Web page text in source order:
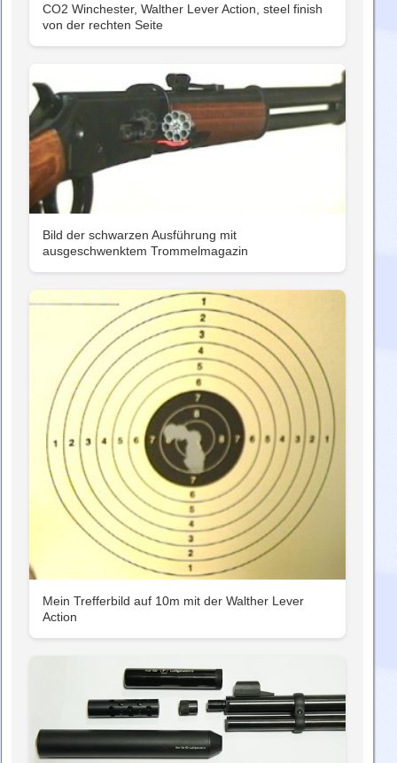
CO2 Winchester, Walther Lever Action, steel finish
von der rechten Seite
Bild der schwarzen Ausführung mit
ausgeschwenktem Trommelmagazin
Mein Trefferbild auf 10m mit der Walther Lever
Action